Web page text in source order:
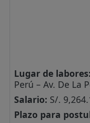
Lugar de labores:
Perú – Av. De La
Salario: S/.
Plazo para